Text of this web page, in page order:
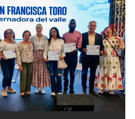
del ‘Art World
para creadores de
del suroccidente